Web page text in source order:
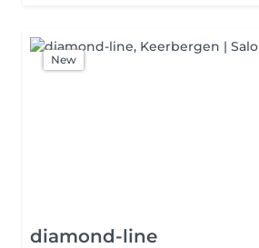
New
diamond-line